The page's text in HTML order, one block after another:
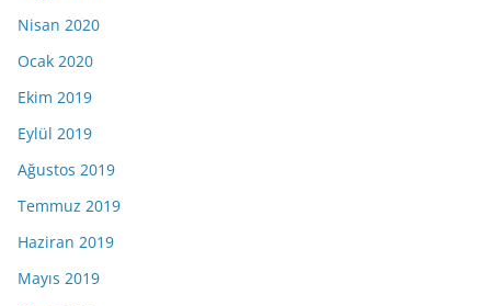
Nisan 2020
Ocak 2020
Ekim 2019
Eylül 2019
Ağustos 2019
Temmuz 2019
Haziran 2019
Mayıs 2019